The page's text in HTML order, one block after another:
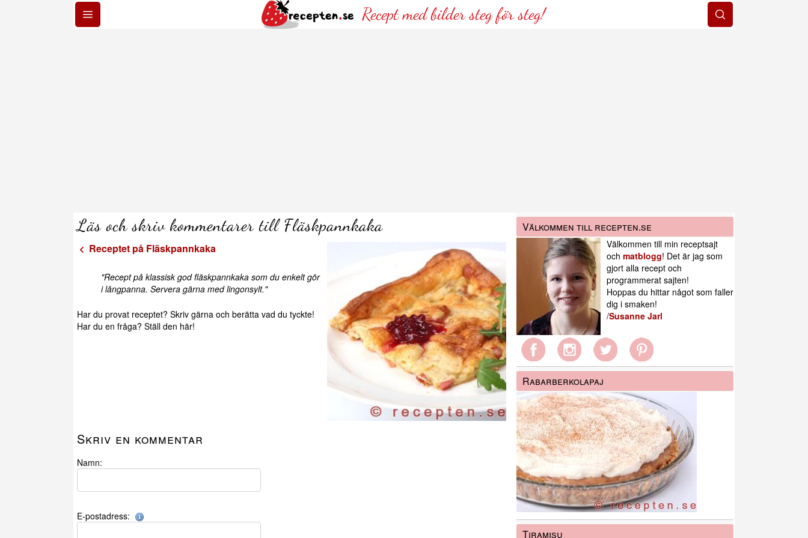
Recept med bilder steg för steg!
Läs och skriv kommentarer till Fläskpannkaka
Receptet på Fläskpannkaka
"Recept på klassisk god fläskpannkaka som du enkelt gör
i långpanna. Servera gärna med lingonsylt."
Har du provat receptet? Skriv gärna och berätta vad du tyckte!
Har du en fråga? Ställ den här!
Skriv en kommentar
Namn:
E-postadress:
Välkommen till recepten.se
Välkommen till min receptsajt
och matblogg! Det är jag som
gjort alla recept och
programmerat sajten!
Hoppas du hittar något som faller
dig i smaken!
/Susanne Jarl
Rabarberkolapaj
Tiramisu